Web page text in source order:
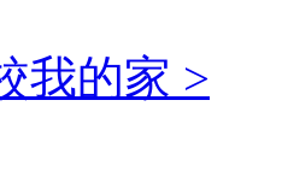
我的家 >